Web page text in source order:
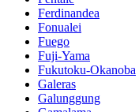
Ferdinandea
Fonualei
Fuego
Fuji-Yama
Fukutoku-Okanoba
Galeras
Galunggung